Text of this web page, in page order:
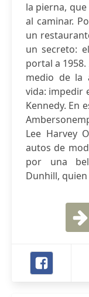
la pierna,
al caminar.
un
un secreto:
portal a 1958.
medio de la
vida: impedir
Kennedy. En
Lee Harvey
autos de
por una
Dunhill,